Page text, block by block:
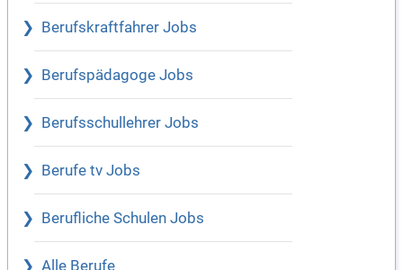
Berufskraftfahrer Jobs
Berufspädagoge Jobs
Berufsschullehrer Jobs
Berufe tv Jobs
Berufliche Schulen Jobs
Alle Berufe